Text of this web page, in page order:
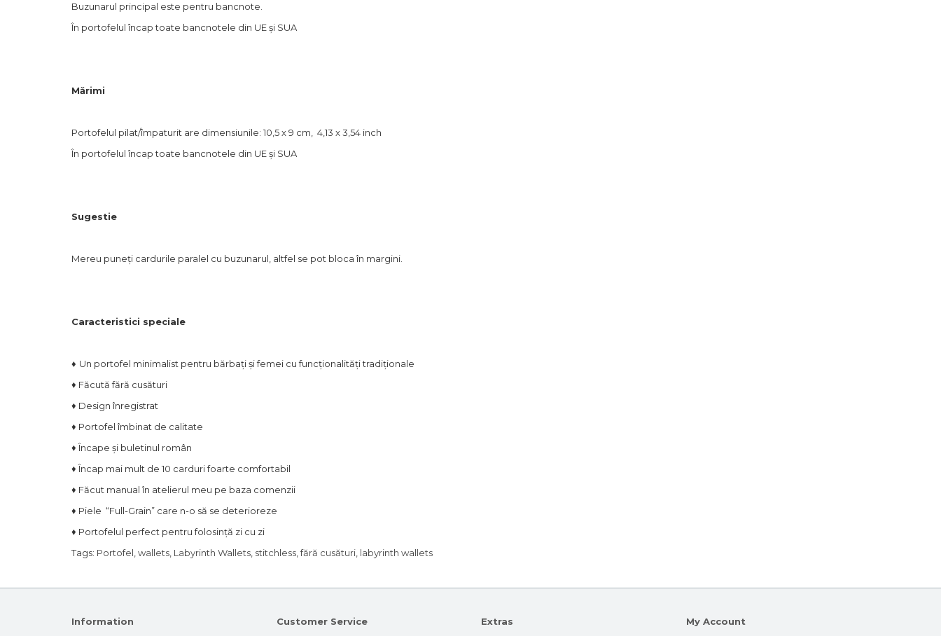
Buzunarul principal este pentru bancnote.
În portofelul încap toate bancnotele din UE și SUA
Mărimi
Portofelul pilat/împaturit are dimensiunile: 10,5 x 9 cm, 4,13 x 3,54 inch
În portofelul încap toate bancnotele din UE și SUA
Sugestie
Mereu puneți cardurile paralel cu buzunarul, altfel se pot bloca în margini.
Caracteristici speciale
♦ Un portofel minimalist pentru bărbați și femei cu funcționalități tradiționale
♦ Făcută fără cusături
♦ Design înregistrat
♦ Portofel îmbinat de calitate
♦ Încape și buletinul român
♦ Încap mai mult de 10 carduri foarte comfortabil
♦ Făcut manual în atelierul meu pe baza comenzii
♦ Piele “Full-Grain” care n-o să se deterioreze
♦ Portofelul perfect pentru folosință zi cu zi
Tags: Portofel wallets Labyrinth Wallets stitchless ,fără cusături labyrinth wallets
Information
Customer Service
Extras
My Account